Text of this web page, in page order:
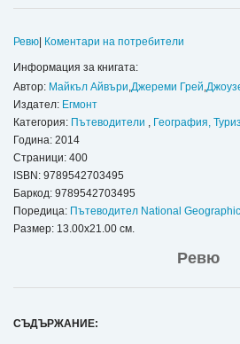
Ревю| Коментари на потребители
Информация за книгата:
Автор: Майкъл Айвъри Джереми Грей
Издател: Егмонт
Категория: Пътеводители
География,
Година: 2014
Страници: 400
ISBN: 9789542703495
Баркод: 9789542703495
Поредица: Пътеводител National Geographic
Размер: 13.00x21.00 см.
Ревю
СЪДЪРЖАНИЕ: